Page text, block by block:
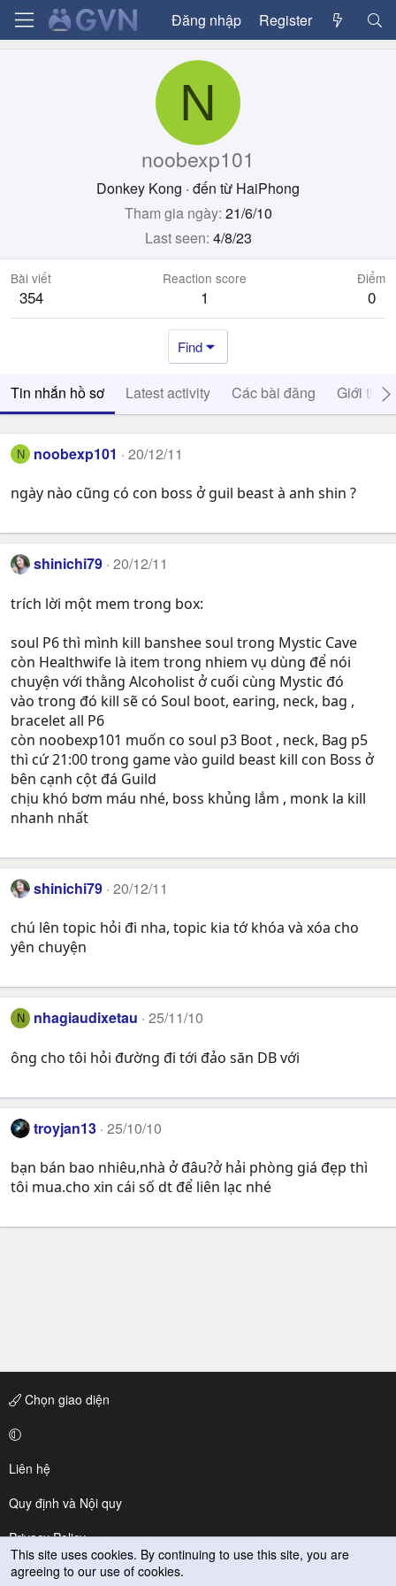
Đăng nhập Register
N
noobexp101
Donkey Kong · đến từ HaiPhong
Tham gia ngày 21/6/10
Last seen 4/8/23
Bài viết
354
Reaction score
1
Điểm
0
Find
Tin nhắn hồ sơ Latest activity Các bài đăng Giới thiệu
N noobexp101 20/12/11
ngày nào cũng có con boss ở guil beast à anh shin ?
shinichi79 20/12/11
trích lời một mem trong box:
soul P6 thì mình kill banshee soul trong Mystic Cave
còn Healthwife là item trong nhiem vụ dùng để nói
chuyện với thằng Alcoholist ở cuối cùng Mystic đó
vào trong đó kill sẽ có Soul boot, earing, neck, bag ,
bracelet all P6
còn noobexp101 muốn co soul p3 Boot , neck, Bag p5
thì cứ 21:00 trong game vào guild beast kill con Boss ở
bên cạnh cột đá Guild
chịu khó bơm máu nhé, boss khủng lắm , monk la kill
nhanh nhất
shinichi79 20/12/11
chú lên topic hỏi đi nha, topic kia tớ khóa và xóa cho
yên chuyện
N nhagiaudixetau 25/11/10
ông cho tôi hỏi đường đi tới đảo săn DB với
troyjan13 25/10/10
bạn bán bao nhiêu,nhà ở đâu?ở hải phòng giá đẹp thì
tôi mua.cho xin cái số dt để liên lạc nhé
Chọn giao diện
Liên hệ
Quy định và Nội quy
Privacy Policy
Trợ giúp
This site uses cookies. By continuing to use this site, you are
agreeing to our use of cookies.